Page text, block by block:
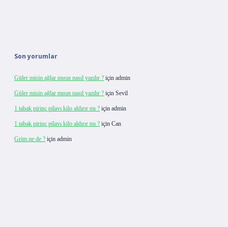
Son yorumlar
Güler misin ağlar mısın nasıl yazılır ? için admin
Güler misin ağlar mısın nasıl yazılır ? için Sevil
1 tabak pirinç pilavı kilo aldırır mı ? için admin
1 tabak pirinç pilavı kilo aldırır mı ? için Can
Grim ne de ? için admin